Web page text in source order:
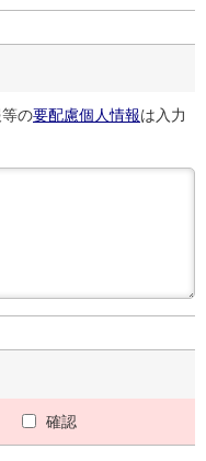
の要配慮個人情報は入力
確認